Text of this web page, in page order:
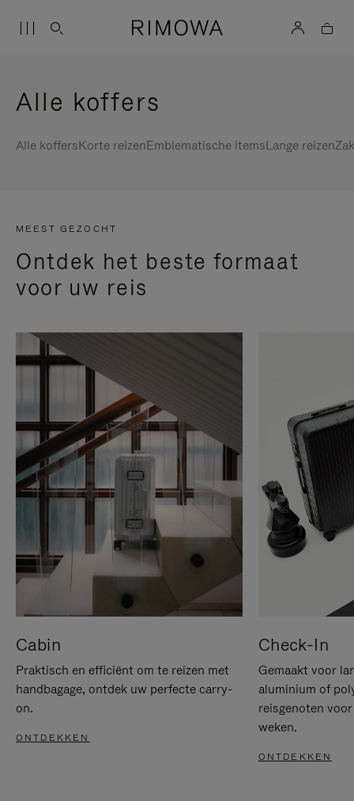
Alle koffers
Alle koffersKorte reizenEmblematische itemsLange reizen
MEEST GEZOCHT
Ontdek het beste formaat
voor uw reis
Cabin
Praktisch en efficiënt om te reizen met
handbagage, ontdek uw perfecte carry-
on.
ONTDEKKEN
Check-In
Gemaakt voor
aluminium of
reisgenoten
weken.
ONTDEKKEN